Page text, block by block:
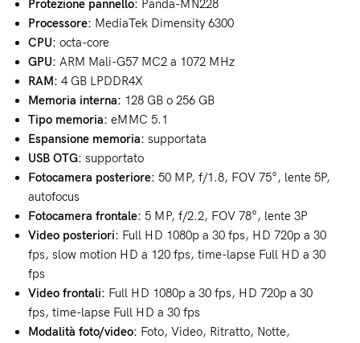
Protezione pannello: Panda-MN228
Processore: MediaTek Dimensity 6300
CPU: octa-core
GPU: ARM Mali-G57 MC2 a 1072 MHz
RAM: 4 GB LPDDR4X
Memoria interna: 128 GB o 256 GB
Tipo memoria: eMMC 5.1
Espansione memoria: supportata
USB OTG: supportato
Fotocamera posteriore: 50 MP, f/1.8, FOV 75°, lente 5P,
autofocus
Fotocamera frontale: 5 MP, f/2.2, FOV 78°, lente 3P
Video posteriori: Full HD 1080p a 30 fps, HD 720p a 30
fps, slow motion HD a 120 fps, time-lapse Full HD a 30
fps
Video frontali: Full HD 1080p a 30 fps, HD 720p a 30
fps, time-lapse Full HD a 30 fps
Modalità foto/video: Foto, Video, Ritratto, Notte,